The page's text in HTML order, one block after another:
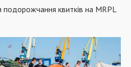
подорожчання квитків на MRPL